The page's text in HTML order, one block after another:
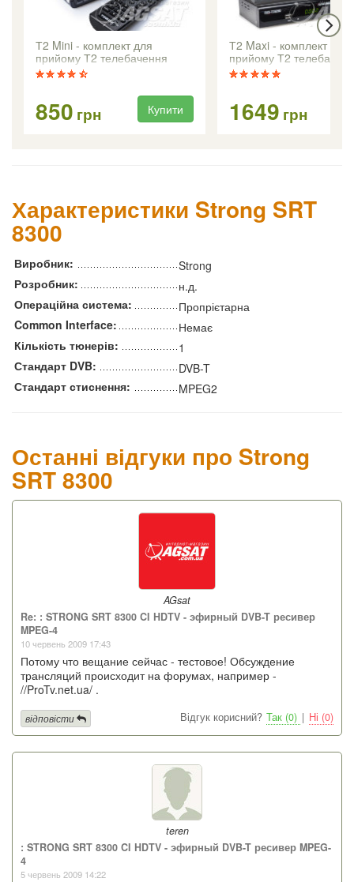
Т2 Mini - комплект для
прийому Т2 телебачення
850 грн Купити
Т2 Maxi - комплект для
прийому Т2
1649 грн
Характеристики Strong SRT
8300
Виробник:
Strong
Розробник:
н.д.
Операційна система:
Пропрієтарна
Common Interface:
Немає
Кількість тюнерів:
1
Стандарт DVB:
DVB-T
Стандарт стиснення:
MPEG2
Останні відгуки про Strong
SRT 8300
AGsat
Re: : STRONG SRT 8300 CI HDTV - эфирный DVB-T ресивер
MPEG-4
10 червень 2009 17:43
Потому что вещание сейчас - тестовое! Обсуждение
трансляций происходит на форумах, например -
//ProTv.net.ua/ .
Відгук корисний? Так (0) | Ні (0)
відповісти
teren
: STRONG SRT 8300 CI HDTV - эфирный DVB-T ресивер MPEG-
4
5 червень 2009 14:22